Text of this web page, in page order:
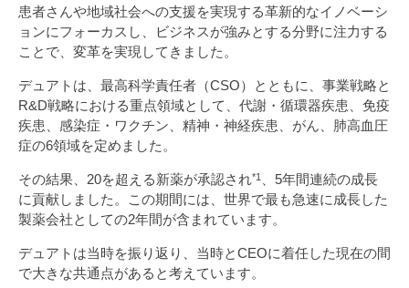
患者さんや地域社会への支援を実現する革新的なイノベーシ
ョンにフォーカスし、ビジネスが強みとする分野に注力する
ことで、変革を実現してきました。
デュアトは、最高科学責任者（CSO）とともに、事業戦略と
R&D戦略における重点領域として、代謝・循環器疾患、免疫
疾患、感染症・ワクチン、精神・神経疾患、がん、肺高血圧
症の6領域を定めました。
その結果、20を超える新薬が承認され*1
、5年間連続の成長
に貢献しました。この期間には、世界で最も急速に成長した
製薬会社としての2年間が含まれています。
デュアトは当時を振り返り、当時とCEOに着任した現在の間
で大きな共通点があると考えています。